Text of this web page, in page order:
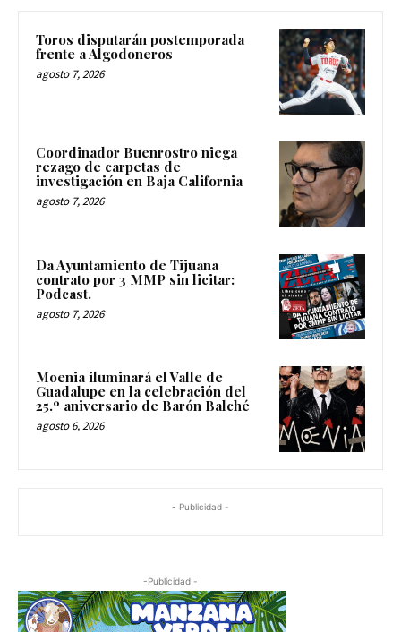
Toros disputarán postemporada
frente a Algodoneros
agosto 7, 2026
Coordinador Buenrostro niega
rezago de carpetas de
investigación en Baja California
agosto 7, 2026
Da Ayuntamiento de Tijuana
contrato por 3 MMP sin licitar:
Podcast.
agosto 7, 2026
Moenia iluminará el Valle de
Guadalupe en la celebración del
25.º aniversario de Barón Balché
agosto 6, 2026
- Publicidad -
-Publicidad -